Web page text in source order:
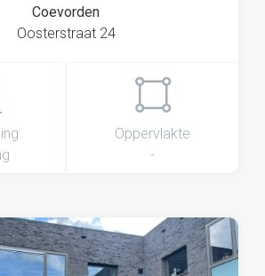
Coevorden
Oosterstraat 24
Oppervlakte
-